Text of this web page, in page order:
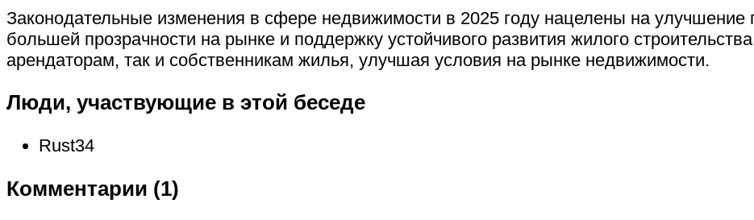
Законодательные изменения в сфере недвижимости в 2025 году нацелены на улучшение
большей прозрачности на рынке и поддержку устойчивого развития жилого
арендаторам, так и собственникам жилья, улучшая условия на рынке недвижимости.
Люди, участвующие в этой беседе
Rust34
Комментарии (1)